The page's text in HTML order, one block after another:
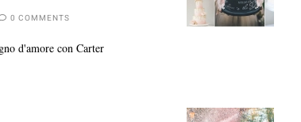
0 COMMENTS
d'amore con Carter